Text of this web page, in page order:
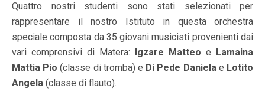
Quattro nostri studenti sono stati selezionati per
rappresentare il nostro Istituto in questa orchestra
speciale composta da 35 giovani musicisti provenienti dai
vari comprensivi di Matera: Igzare Matteo e Lamaina
Mattia Pio (classe di tromba) e Di Pede Danielae Lotito
Angela (classe di flauto).